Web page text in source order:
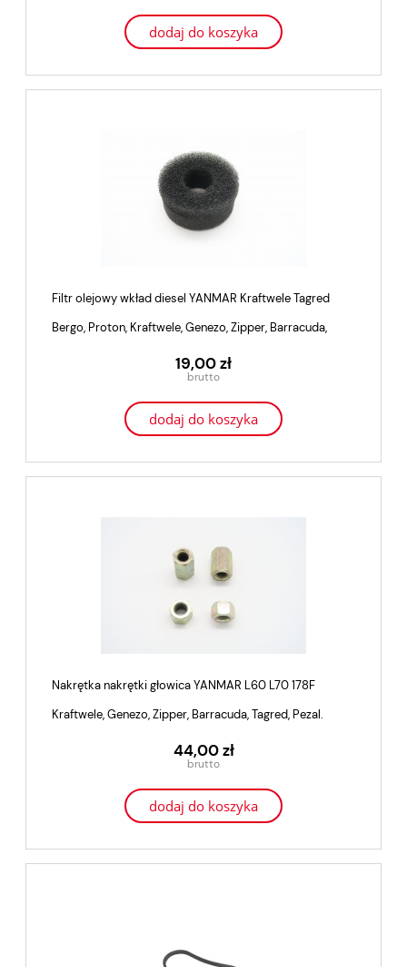
dodaj do koszyka
Filtr olejowy wkład diesel YANMAR Kraftwele Tagred
Bergo, Proton, Kraftwele, Genezo, Zipper, Barracuda,
19,00 zł
dodaj do koszyka
Nakrętka nakrętki głowica YANMAR L60 L70 178F
Kraftwele, Genezo, Zipper, Barracuda, Tagred, Pezal.
44,00 zł
dodaj do koszyka